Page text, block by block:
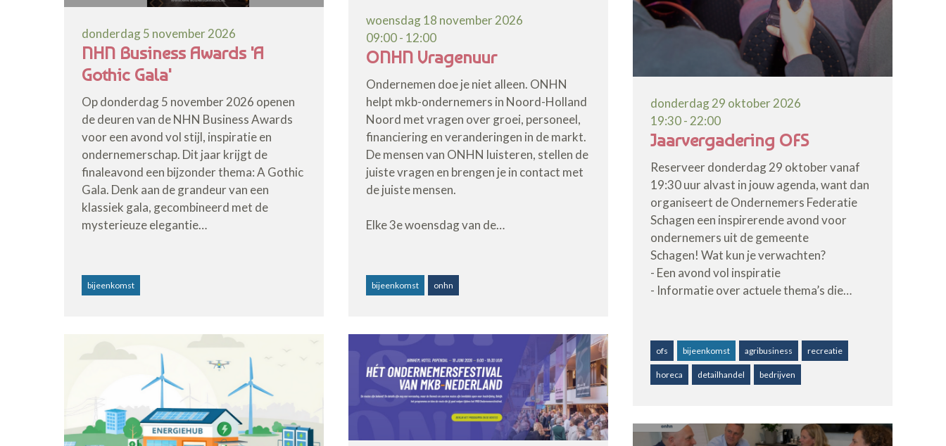
donderdag 29 oktober 2026
19:30 - 22:00
Jaarvergadering OFS
Reserveer donderdag 29 oktober vanaf
19:30 uur alvast in jouw agenda, want dan
organiseert de Ondernemers Federatie
Schagen een inspirerende avond voor
ondernemers uit de gemeente
Schagen! Wat kun je verwachten?
- Een avond vol inspiratie
- Informatie over actuele thema’s die…
ofs bijeenkomst agribusiness recreatie
horeca detailhandel bedrijven
donderdag 5 november 2026
NHN Business Awards 'A
Gothic Gala'
Op donderdag 5 november 2026 openen
de deuren van de NHN Business Awards
voor een avond vol stijl, inspiratie en
ondernemerschap. Dit jaar krijgt de
finaleavond een bijzonder thema: A Gothic
Gala. Denk aan de grandeur van een
klassiek gala, gecombineerd met de
mysterieuze elegantie…
bijeenkomst
woensdag 18 november 2026
09:00 - 12:00
ONHN Vragenuur
Ondernemen doe je niet alleen. ONHN
helpt mkb-ondernemers in Noord-Holland
Noord met vragen over groei, personeel,
financiering en veranderingen in de markt.
De mensen van ONHN luisteren, stellen de
juiste vragen en brengen je in contact met
de juiste mensen.
Elke 3e woensdag van de…
bijeenkomst onhn